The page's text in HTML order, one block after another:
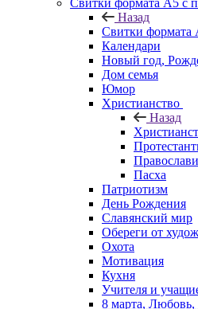
Свитки формата А5 с
Назад
Свитки формата
Календари
Новый год,
Дом семья
Юмор
Христианство
Назад
Пасха
Патриотизм
День Рождения
Славянский мир
Обереги от
Охота
Мотивация
Кухня
Учителя и
8 марта, Любовь,